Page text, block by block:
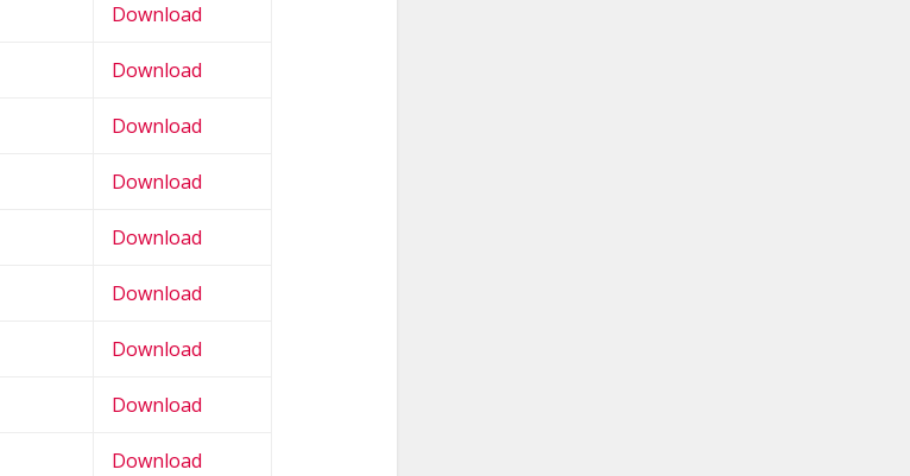
Download
Download
Download
Download
Download
Download
Download
Download
Download